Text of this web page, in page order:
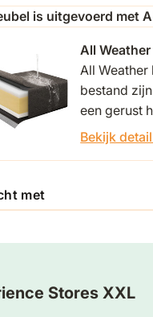
is uitgevoerd met
All Weather
All
bestand
een gerust
Bekijk
met
Stores XXL